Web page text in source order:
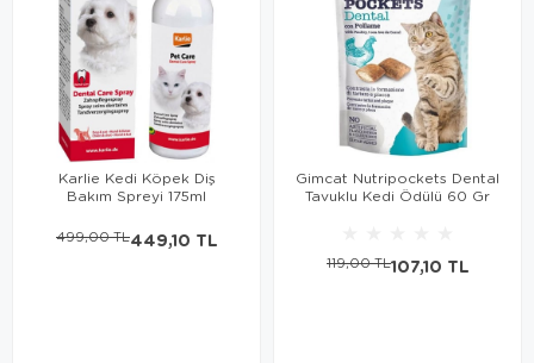
Karlie Kedi Köpek Diş
Bakım Spreyi 175ml
449,10 TL
499,00 TL
Gimcat Nutripockets Dental
Tavuklu Kedi Ödülü 60 Gr
107,10 TL
119,00 TL